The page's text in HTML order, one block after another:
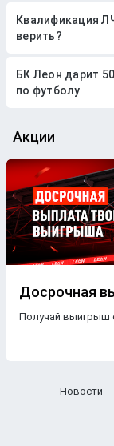
Квалификация
верить?
БК Леон дарит
по футболу
Акции
Досрочная
Получай выигрыш
Новости